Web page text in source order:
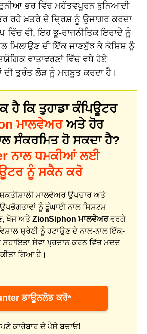
ਭਰ ਵਿੱਚ ਮਹੱਤਵਪੂਰਨ ਬੁਨਿਆਦੀ
ਰਹੇ ਖ਼ਤਰੇ ਦੇ ਦ੍ਰਿਸ਼ ਨੂੰ ਉਜਾਗਰ ਕਰਦਾ
ਵੀ, ਇਹ ਭੂ-ਰਾਜਨੀਤਿਕ ਇਰਾਦੇ ਨੂੰ
ਮਿਲਾਉਣ ਦੀ ਇੱਕ ਜਾਣਬੁੱਝ ਕੇ ਕੋਸ਼ਿਸ਼ ਨੂੰ
ਵਾਤਾਵਰਣਾਂ ਵਿੱਚ ਵਧੇ ਹੋਏ
ਦੀ ਤੁਰੰਤ ਲੋੜ ਨੂੰ ਮਜ਼ਬੂਤ ਕਰਦਾ ਹੈ।
ਹੈ ਕਿ ਤੁਹਾਡਾ ਕੰਪਿਊਟਰ
ਮਾਲਵੇਅਰਅਤੇ ਹੋਰ
ਸੰਕਰਮਿਤ ਹੋ ਸਕਦਾ ਹੈ?
ਨਾਲ ਧਮਕੀਆਂ ਲਈ
ਨੂੰ ਸਕੈਨ ਕਰੋ
ਮਾਲਵੇਅਰ ਉਪਚਾਰ ਅਤੇ
ਨੂੰ ਡੂੰਘਾਈ ਨਾਲ ਸਿਸਟਮ
ਖੋਜ ਅਤੇZionSiphon ਮਾਲਵੇਅਰਵਰਗੇ
ਸ਼੍ਰੇਣੀ ਨੂੰ ਹਟਾਉਣ ਦੇ ਨਾਲ-ਨਾਲ ਇੱਕ-
ਸਹਾਇਤਾ ਸੇਵਾ ਪ੍ਰਦਾਨ ਕਰਨ ਵਿੱਚ ਮਦਦ
ਗਿਆ ਹੈ।
ਡਾਊਨਲੋਡ ਕਰੋ*
ਕਾਰੋਬਾਰ ਦੇ ਪੈਸੇ ਬਚਾਓ!